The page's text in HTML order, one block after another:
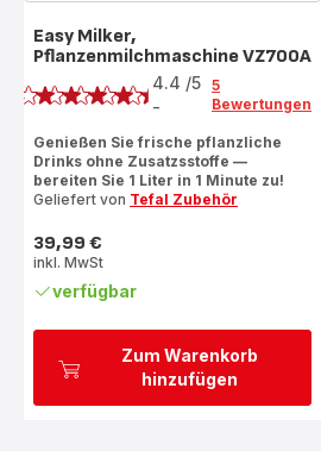
Zum Warenkorb
hinzufügen
Easy Milker,
Pflanzenmilchmaschine VZ700A
Bewertung
4.4 /5
-
5
Bewertungen
Genießen Sie frische pflanzliche
Drinks ohne Zusatzsstoffe —
bereiten Sie 1 Liter in 1 Minute zu!
Geliefert von Tefal Zubehör
Preis
39,99 €
inkl. MwSt
verfügbar